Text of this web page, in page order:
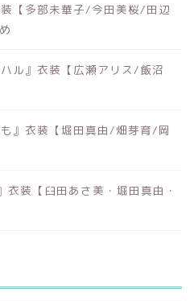
装【多部未華子/今田美桜/田辺
ル』衣装【広瀬アリス/飯沼
も』衣装【堀田真由/畑芽育/岡
衣装【臼田あさ美・堀田真由・